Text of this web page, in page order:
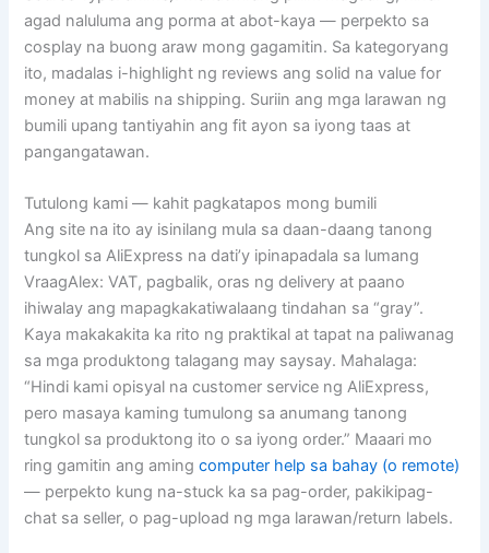
agad naluluma ang porma at abot-kaya — perpekto sa
cosplay na buong araw mong gagamitin. Sa kategoryang
ito, madalas i-highlight ng reviews ang solid na value for
money at mabilis na shipping. Suriin ang mga larawan ng
bumili upang tantiyahin ang fit ayon sa iyong taas at
pangangatawan.
Tutulong kami — kahit pagkatapos mong bumili
Ang site na ito ay isinilang mula sa daan-daang tanong
tungkol sa AliExpress na dati’y ipinapadala sa lumang
VraagAlex: VAT, pagbalik, oras ng delivery at paano
ihiwalay ang mapagkakatiwalaang tindahan sa “gray”.
Kaya makakakita ka rito ng praktikal at tapat na paliwanag
sa mga produktong talagang may saysay. Mahalaga:
“Hindi kami opisyal na customer service ng AliExpress,
pero masaya kaming tumulong sa anumang tanong
tungkol sa produktong ito o sa iyong order.” Maaari mo
ring gamitin ang amingcomputer help sa bahay (o remote)
— perpekto kung na-stuck ka sa pag-order, pakikipag-
chat sa seller, o pag-upload ng mga larawan/return labels.